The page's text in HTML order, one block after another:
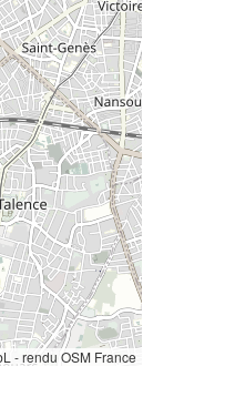
- rendu OSM France